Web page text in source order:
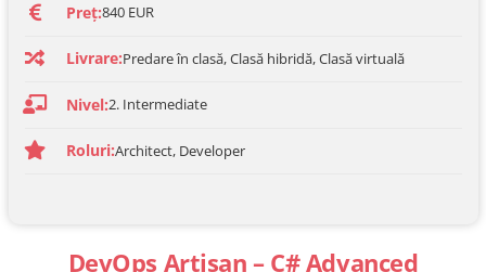
DevOps Artisan – C# Advanced
Preț:840 EUR
Livrare:Predare în clasă, Clasă hibridă, Clasă virtuală
Nivel:2. Intermediate
Roluri:Architect, Developer